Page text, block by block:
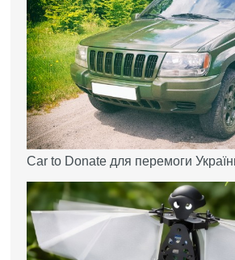
Car to Donate для перемоги